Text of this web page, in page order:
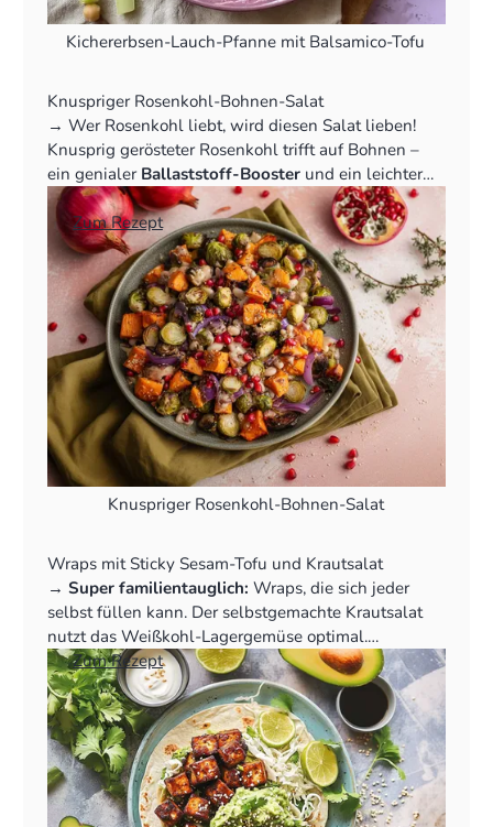
Kichererbsen-Lauch-Pfanne mit Balsamico-Tofu
Knuspriger Rosenkohl-Bohnen-Salat
‍→ Wer Rosenkohl liebt, wird diesen Salat lieben!
Knusprig gerösteter Rosenkohl trifft auf Bohnen –
ein genialer Ballaststoff-Boosterund ein leichter
Ausgleich.
👉 Zum Rezept
Knuspriger Rosenkohl-Bohnen-Salat
Wraps mit Sticky Sesam-Tofu und Krautsalat
‍→ Super familientauglich: Wraps, die sich jeder
selbst füllen kann. Der selbstgemachte Krautsalat
nutzt das Weißkohl-Lagergemüse optimal.
👉Zum Rezept